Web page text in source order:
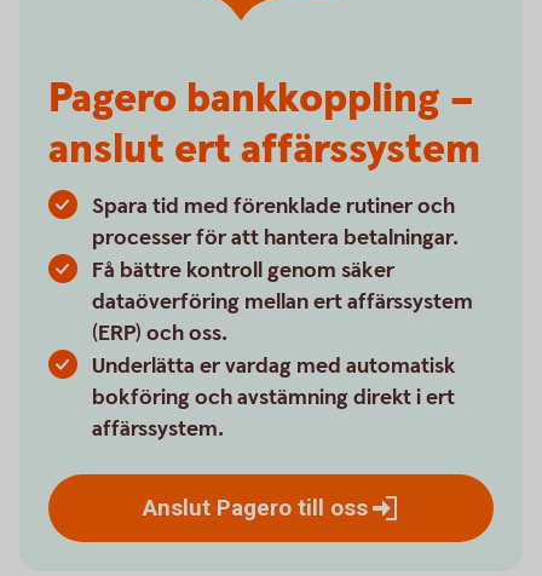
Pagero bankkoppling –
anslut ert affärssystem
Spara tid med förenklade rutiner och
processer för att hantera betalningar.
Få bättre kontroll genom säker
dataöverföring mellan ert affärssystem
(ERP) och oss.
Underlätta er vardag med automatisk
bokföring och avstämning direkt i ert
affärssystem.
Anslut Pagero till oss